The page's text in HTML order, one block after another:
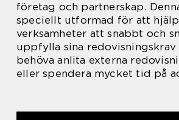
företag och partnerskap.
speciellt utformad för att
verksamheter att snabbt och
uppfylla sina redovisningskrav
behöva anlita externa
eller spendera mycket tid på